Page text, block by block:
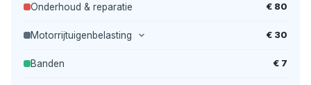
Onderhoud & reparatie € 80
Motorrijtuigenbelasting € 30
Banden € 7